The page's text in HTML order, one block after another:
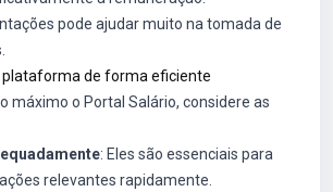
pode ajudar muito na tomada de
plataforma de forma eficiente
máximo o Portal Salário, considere as
: Eles são essenciais para
relevantes rapidamente.